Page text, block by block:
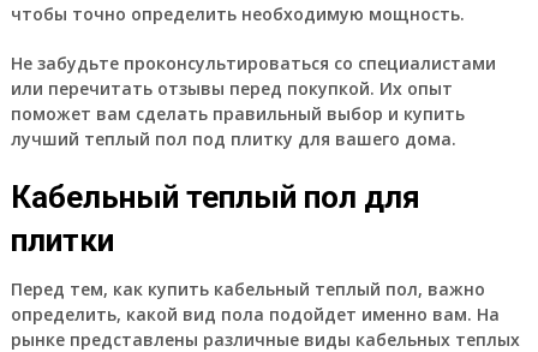
чтобы точно определить необходимую мощность.
Не забудьте проконсультироваться со специалистами
или перечитать отзывы перед покупкой. Их опыт
поможет вам сделать правильный выбор и купить
лучший теплый пол под плитку для вашего дома.
Кабельный теплый пол для
плитки
Перед тем, как купить кабельный теплый пол, важно
определить, какой вид пола подойдет именно вам. На
рынке представлены различные виды кабельных теплых